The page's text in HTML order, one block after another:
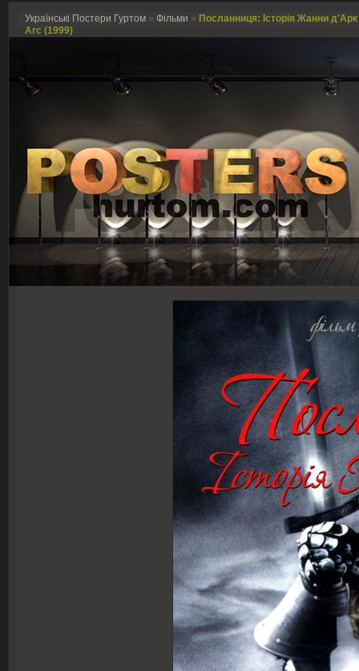
Українські Постери Гуртом » Фільми » Посланниця: Історія Жанни
Arc (1999)